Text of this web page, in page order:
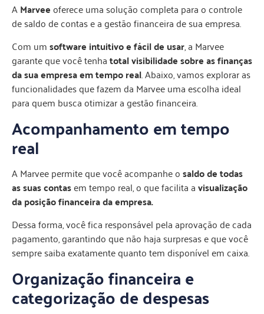
AMarveeoferece uma solução completa para o controle
de saldo de contas e a gestão financeira de sua empresa.
Com umsoftware intuitivo e fácil de usar, a Marvee
garante que você tenhatotal visibilidade sobre as finanças
da sua empresa em tempo real. Abaixo, vamos explorar as
funcionalidades que fazem da Marvee uma escolha ideal
para quem busca otimizar a gestão financeira.
Acompanhamento em tempo
real
A Marvee permite que você acompanhe osaldo de todas
as suas contasem tempo real, o que facilita avisualização
da posição financeira da empresa.
Dessa forma, você fica responsável pela aprovação de cada
pagamento, garantindo que não haja surpresas e que você
sempre saiba exatamente quanto tem disponível em caixa.
Organização financeira e
categorização de despesas